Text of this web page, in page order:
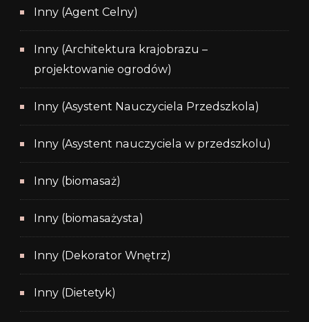
Inny (Agent Celny)
Inny (Architektura krajobrazu –
projektowanie ogrodów)
Inny (Asystent Nauczyciela Przedszkola)
Inny (Asystent nauczyciela w przedszkolu)
Inny (biomasaż)
Inny (biomasażysta)
Inny (Dekorator Wnętrz)
Inny (Dietetyk)